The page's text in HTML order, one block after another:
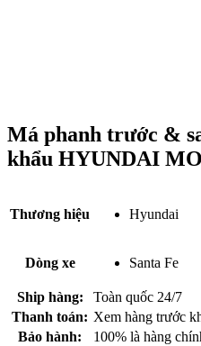
Má phanh trước &
khẩu HYUNDAI
Thương hiệu Hyundai
Dòng xe Santa Fe
Ship hàng:
Toàn quốc 24/7
Thanh toán: Xem hàng trước
Bảo hành:
100% là hàng